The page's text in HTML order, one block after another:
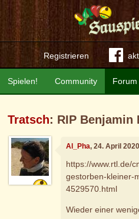
Registrieren
Community Forum
Spielen!
Tratsch: RIP Benjamin
Al_Pha, 24. April
https://www.rtl.de/
gestorben-kleiner-
4529570.html
Wieder einer